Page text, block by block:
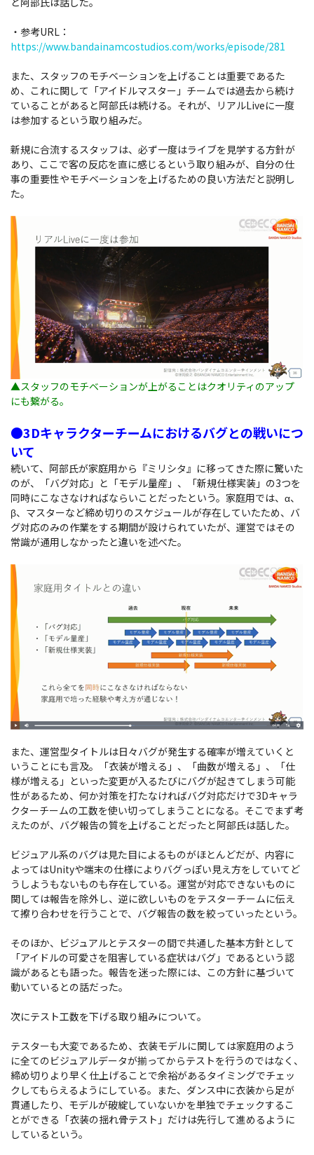
・参考URL：
https://www.bandainamcostudios.com/works/episode/281
また、スタッフのモチベーションを上げることは重要であるた
め、これに関して「アイドルマスター」チームでは過去から続け
ていることがあると阿部氏は続ける。それが、リアルLiveに一度
は参加するという取り組みだ。
新規に合流するスタッフは、必ず一度はライブを見学する方針が
あり、ここで客の反応を直に感じるという取り組みが、自分の仕
事の重要性やモチベーションを上げるための良い方法だと説明し
た。
▲スタッフのモチベーションが上がることはクオリティのアップ
にも繋がる。
●3Dキャラクターチームにおけるバグとの戦いにつ
いて
続いて、阿部氏が家庭用から『ミリシタ』に移ってきた際に驚いた
のが、「バグ対応」と「モデル量産」、「新規仕様実装」の3つを
同時にこなさなければならいことだったという。家庭用では、α、
β、マスターなど締め切りのスケジュールが存在していたため、バ
グ対応のみの作業をする期間が設けられていたが、運営ではその
常識が通用しなかったと違いを述べた。
また、運営型タイトルは日々バグが発生する確率が増えていくと
いうことにも言及。「衣装が増える」、「曲数が増える」、「仕
様が増える」といった変更が入るたびにバグが起きてしまう可能
性があるため、何か対策を打たなければバグ対応だけで3Dキャラ
クターチームの工数を使い切ってしまうことになる。そこでまず考
えたのが、バグ報告の質を上げることだったと阿部氏は話した。
ビジュアル系のバグは見た目によるものがほとんどだが、内容に
よってはUnityや端末の仕様によりバグっぽい見え方をしていてど
うしようもないものも存在している。運営が対応できないものに
関しては報告を除外し、逆に欲しいものをテスターチームに伝え
て擦り合わせを行うことで、バグ報告の数を絞っていったという。
そのほか、ビジュアルとテスターの間で共通した基本方針として
「アイドルの可愛さを阻害している症状はバグ」であるという認
識があるとも語った。報告を迷った際には、この方針に基づいて
動いているとの話だった。
次にテスト工数を下げる取り組みについて。
テスターも大変であるため、衣装モデルに関しては家庭用のよう
に全てのビジュアルデータが揃ってからテストを行うのではなく、
締め切りより早く仕上げることで余裕があるタイミングでチェッ
クしてもらえるようにしている。また、ダンス中に衣装から足が
貫通したり、モデルが破綻していないかを単独でチェックするこ
とができる「衣装の揺れ骨テスト」だけは先行して進めるように
しているという。